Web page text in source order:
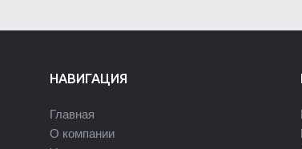
НАВИГАЦИЯ
Главная
О компании